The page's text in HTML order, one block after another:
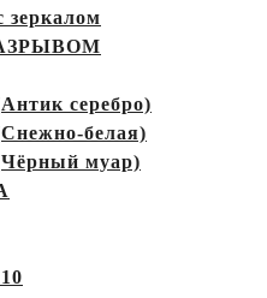
зеркалом
серебро)
белая)
муар)